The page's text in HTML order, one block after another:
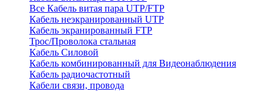
Все Кабель витая пара UTP/FTP
Кабель неэкранированный UTP
Кабель экранированный FTP
Трос/Проволока стальная
Кабель Силовой
Кабель комбинированный для Видеонаблюдения
Кабель радиочастотный
Кабели связи, провода